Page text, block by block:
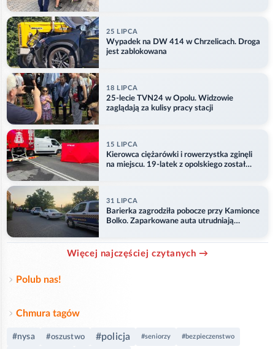
25 LIPCA
Wypadek na DW 414 w Chrzelicach. Droga
jest zablokowana
18 LIPCA
25-lecie TVN24 w Opolu. Widzowie
zaglądają za kulisy pracy stacji
15 LIPCA
Kierowca ciężarówki i rowerzystka zginęli
na miejscu. 19-latek z opolskiego został
31 LIPCA
Barierka zagrodziła pobocze przy Kamionce
Bolko. Zaparkowane auta utrudniają
Więcej najczęściej czytanych →
Polub nas!
Chmura tagów
#nysa #oszustwo #policja #seniorzy #bezpieczenstwo